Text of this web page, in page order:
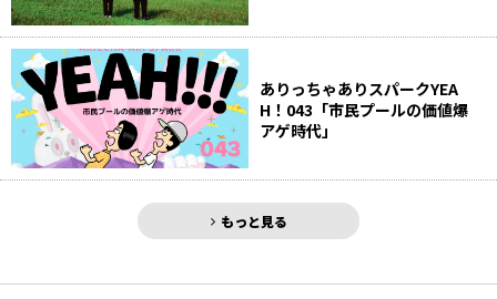
ありっちゃありスパークYEA
H！043「市民プールの価値爆
アゲ時代」
もっと見る